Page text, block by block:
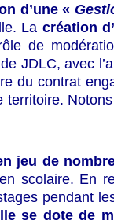
d’une «
La création
de
JDLC, avec
du contrat
territoire.
jeu de
scolaire. En
pendant
se dote de